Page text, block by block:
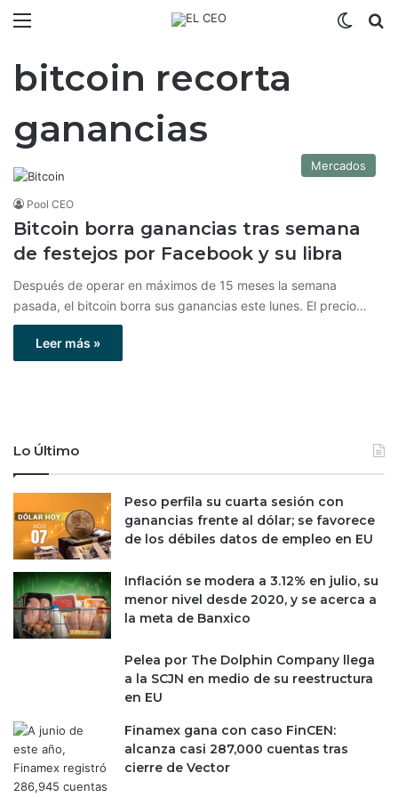
bitcoin recorta
ganancias
Mercados
Pool CEO
Bitcoin borra ganancias tras semana
de festejos por Facebook y su libra
Después de operar en máximos de 15 meses la semana
pasada, el bitcoin borra sus ganancias este lunes. El precio…
Leer más »
Lo Último
Peso perfila su cuarta sesión con
ganancias frente al dólar; se favorece
de los débiles datos de empleo en EU
Inflación se modera a 3.12% en julio, su
menor nivel desde 2020, y se acerca a
la meta de Banxico
Pelea por The Dolphin Company llega
a la SCJN en medio de su reestructura
en EU
Finamex gana con caso FinCEN:
alcanza casi 287,000 cuentas tras
cierre de Vector